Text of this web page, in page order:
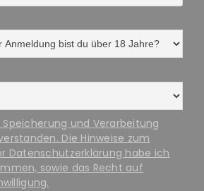
und Verarbeitung
Die Hinweise zum
Datenschutzerklärung habe ich
sowie das Recht auf